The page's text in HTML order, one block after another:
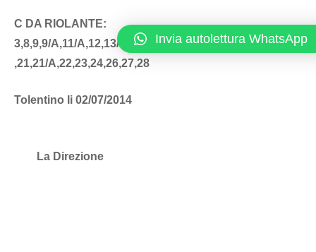
C DA RIOLANTE:
3,8,9,9/A,11/A,12,13/A,13/B,14,15,16,17,18/A,19,20,20/A
,21,21/A,22,23,24,26,27,28
Tolentino li 02/07/2014
La Direzione
Invia autolettura WhatsApp